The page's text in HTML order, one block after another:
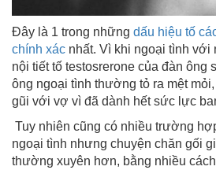
Đây là 1 trong những dấu hiệu tố
chính xác nhất. Vì khi ngoại tình với
nội tiết tố testosrerone của đàn ông
ông ngoại tình thường tỏ ra mệt
gũi với vợ vì đã dành hết sức lực
Tuy nhiên cũng có nhiều trường
ngoại tình nhưng chuyện chăn gối
thường xuyên hơn, bằng nhiều